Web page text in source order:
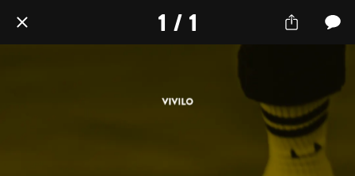
1 / 1